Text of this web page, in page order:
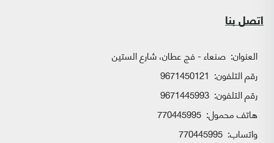
اتصل بنا
العنوان: صنعاء - فج عطان، شارع الستين
رقم التلفون: 9671450121
رقم التلفون: 9671445993
هاتف محمول: 770445995
واتساب: